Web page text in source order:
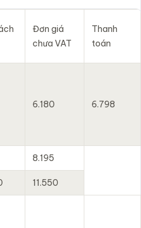
Đơn giá
chưa VAT
Thanh
toán
6.180 6.798
8.195
11.550